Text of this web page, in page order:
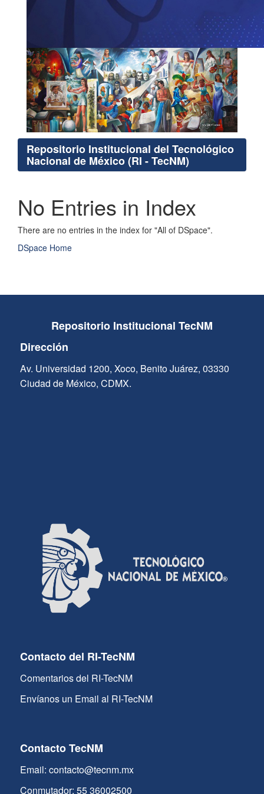
Repositorio Institucional del Tecnológico
Nacional de México (RI - TecNM)
No Entries in Index
There are no entries in the index for "All of DSpace".
DSpace Home
Repositorio Institucional TecNM
Dirección
Av. Universidad 1200, Xoco, Benito Juárez, 03330
Ciudad de México, CDMX.
Contacto del RI-TecNM
Comentarios del RI-TecNM
Envíanos un Email al RI-TecNM
Contacto TecNM
Email: contacto@tecnm.mx
Conmutador: 55 36002500